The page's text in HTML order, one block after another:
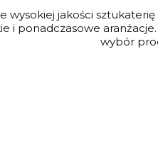
wysokiej jakości
i ponadczasowe
wybór